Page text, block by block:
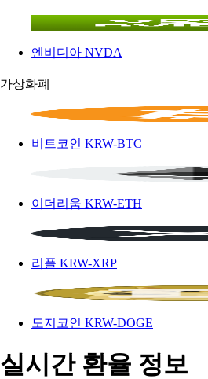
엔비디아 NVDA
가상화폐
비트코인 KRW-BTC
이더리움 KRW-ETH
리플 KRW-XRP
도지코인 KRW-DOGE
실시간 환율 정보